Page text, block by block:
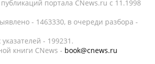
портала CNews.ru c 11.1998
- 1463330, в очереди разбора -
- 199231.
книги CNews - book@cnews.ru